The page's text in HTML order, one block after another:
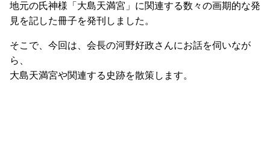
地元の氏神様「大島天満宮」に関連する数々の画期的な発
見を記した冊子を発刊しました。
そこで、今回は、会長の河野好政さんにお話を伺いなが
ら、
大島天満宮や関連する史跡を散策します。